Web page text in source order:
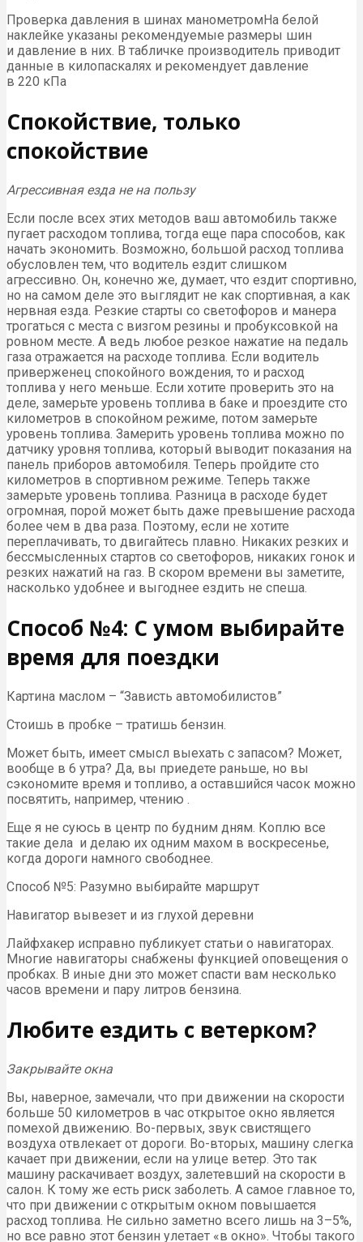
Проверка давления в шинах манометромНа белой
наклейке указаны рекомендуемые размеры шин
и давление в них. В табличке производитель приводит
данные в килопаскалях и рекомендует давление
в 220 кПа
Спокойствие, только
спокойствие
Агрессивная езда не на пользу
Если после всех этих методов ваш автомобиль также
пугает расходом топлива, тогда еще пара способов, как
начать экономить. Возможно, большой расход топлива
обусловлен тем, что водитель ездит слишком
агрессивно. Он, конечно же, думает, что ездит спортивно,
но на самом деле это выглядит не как спортивная, а как
нервная езда. Резкие старты со светофоров и манера
трогаться с места с визгом резины и пробуксовкой на
ровном месте. А ведь любое резкое нажатие на педаль
газа отражается на расходе топлива. Если водитель
приверженец спокойного вождения, то и расход
топлива у него меньше. Если хотите проверить это на
деле, замерьте уровень топлива в баке и проездите сто
километров в спокойном режиме, потом замерьте
уровень топлива. Замерить уровень топлива можно по
датчику уровня топлива, который выводит показания на
панель приборов автомобиля. Теперь пройдите сто
километров в спортивном режиме. Теперь также
замерьте уровень топлива. Разница в расходе будет
огромная, порой может быть даже превышение расхода
более чем в два раза. Поэтому, если не хотите
переплачивать, то двигайтесь плавно. Никаких резких и
бессмысленных стартов со светофоров, никаких гонок и
резких нажатий на газ. В скором времени вы заметите,
насколько удобнее и выгоднее ездить не спеша.
Способ №4: С умом выбирайте
время для поездки
Картина маслом – “Зависть автомобилистов”
Стоишь в пробке – тратишь бензин.
Может быть, имеет смысл выехать с запасом? Может,
вообще в 6 утра? Да, вы приедете раньше, но вы
сэкономите время и топливо, а оставшийся часок можно
посвятить, например, чтению .
Еще я не суюсь в центр по будним дням. Коплю все
такие дела и делаю их одним махом в воскресенье,
когда дороги намного свободнее.
Способ №5: Разумно выбирайте маршрут
Навигатор вывезет и из глухой деревни
Лайфхакер исправно публикует статьи о навигаторах.
Многие навигаторы снабжены функцией оповещения о
пробках. В иные дни это может спасти вам несколько
часов времени и пару литров бензина.
Любите ездить с ветерком?
Закрывайте окна
Вы, наверное, замечали, что при движении на скорости
больше 50 километров в час открытое окно является
помехой движению. Во-первых, звук свистящего
воздуха отвлекает от дороги. Во-вторых, машину слегка
качает при движении, если на улице ветер. Это так
машину раскачивает воздух, залетевший на скорости в
салон. К тому же есть риск заболеть. А самое главное то,
что при движении с открытым окном повышается
расход топлива. Не сильно заметно всего лишь на 3–5%,
но все равно этот бензин улетает «в окно». Чтобы такого